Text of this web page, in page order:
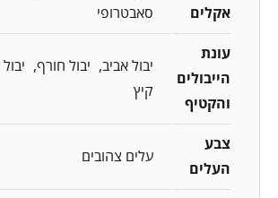
אקלים
סאבטרופי
עונת
הייבולים
והקטיף
יבול אביב יבול חורף
קיץ
צבע
העלים
עלים צהובים